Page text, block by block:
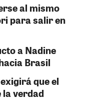
al mismo
para salir en
a Nadine
Brasil
que el
la verdad